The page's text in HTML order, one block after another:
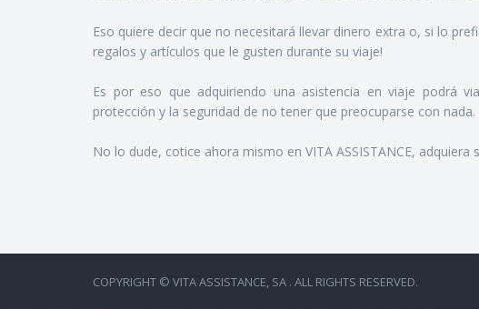
Eso quiere decir que no necesitará llevar dinero extra o, si lo
regalos y artículos que le gusten durante su viaje!
Es por eso que adquiriendo una asistencia en viaje podrá
protección y la seguridad de no tener que preocuparse con nada.
No lo dude, cotice ahora mismo en VITA ASSISTANCE,
COPYRIGHT © VITA ASSISTANCE, SA . ALL RIGHTS RESERVED.